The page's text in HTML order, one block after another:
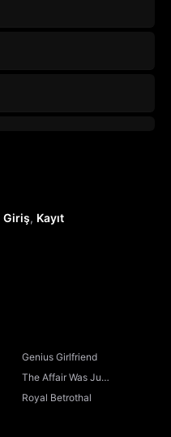
Giriş, Kayıt
Genius Girlfriend
The Affair Was Just
the Beginning
Royal Betrothal